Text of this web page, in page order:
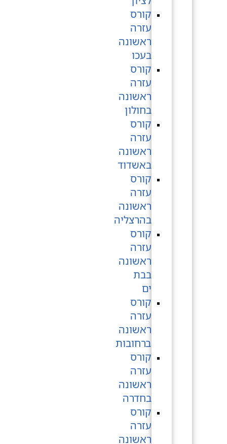
קורס
עזרה
ראשונה
בעכו
קורס
עזרה
ראשונה
בחולון
קורס
עזרה
ראשונה
באשדוד
קורס
עזרה
ראשונה
בהרצליה
קורס
עזרה
ראשונה
בבת
ים
קורס
עזרה
ראשונה
ברחובות
קורס
עזרה
ראשונה
בחדרה
קורס
עזרה
ראשונה